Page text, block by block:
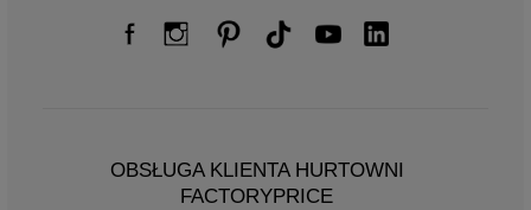
OBSŁUGA KLIENTA HURTOWNI
FACTORYPRICE